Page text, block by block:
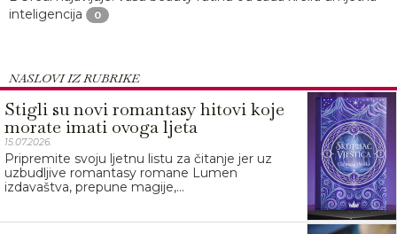
inteligencija
0
NASLOVI IZ RUBRIKE
Stigli su novi romantasy hitovi koje
morate imati ovoga ljeta
15.07.2026.
Pripremite svoju ljetnu listu za čitanje jer uz
uzbudljive romantasy romane Lumen
izdavaštva, prepune magije,...